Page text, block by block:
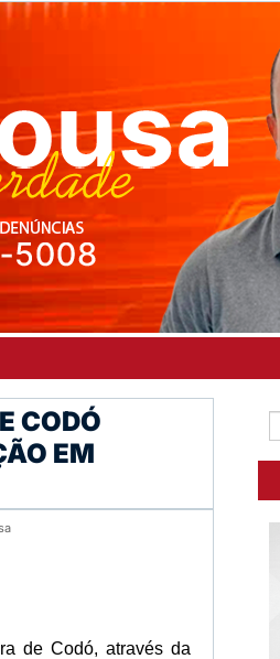
CODÓ
EM
de Codó, através da